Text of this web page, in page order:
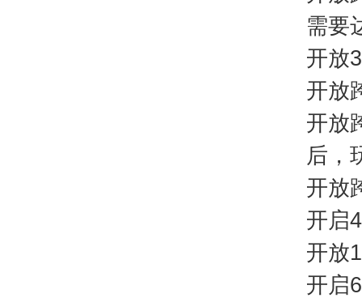
需要
开放
开放
开放
后，
开放
开启
开放
开启